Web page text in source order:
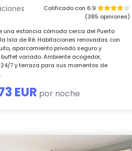
Calificado con 6.9
(385 opiniones)
una estancia cómoda cerca del Puerto
Isla de Ré. Habitaciones renovadas con
aparcamiento privado seguro y
variado. Ambiente acogedor,
7 y terraza para sus momentos de
EUR por noche